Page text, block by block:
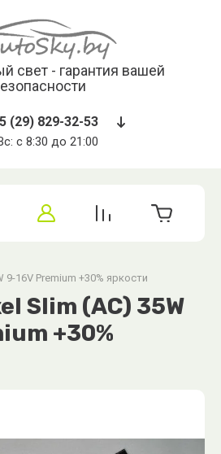
свет - гарантия вашей
(29) 829-32-53
с 8:30 до 21:00
9-16V Premium +30% яркости
Slim (AC) 35W
+30%